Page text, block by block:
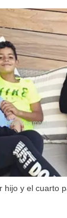
hijo y el cuarto